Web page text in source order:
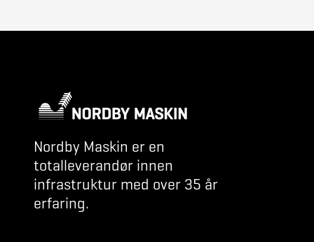
Nordby Maskin er en
totalleverandør innen
infrastruktur med over 35 år
erfaring.